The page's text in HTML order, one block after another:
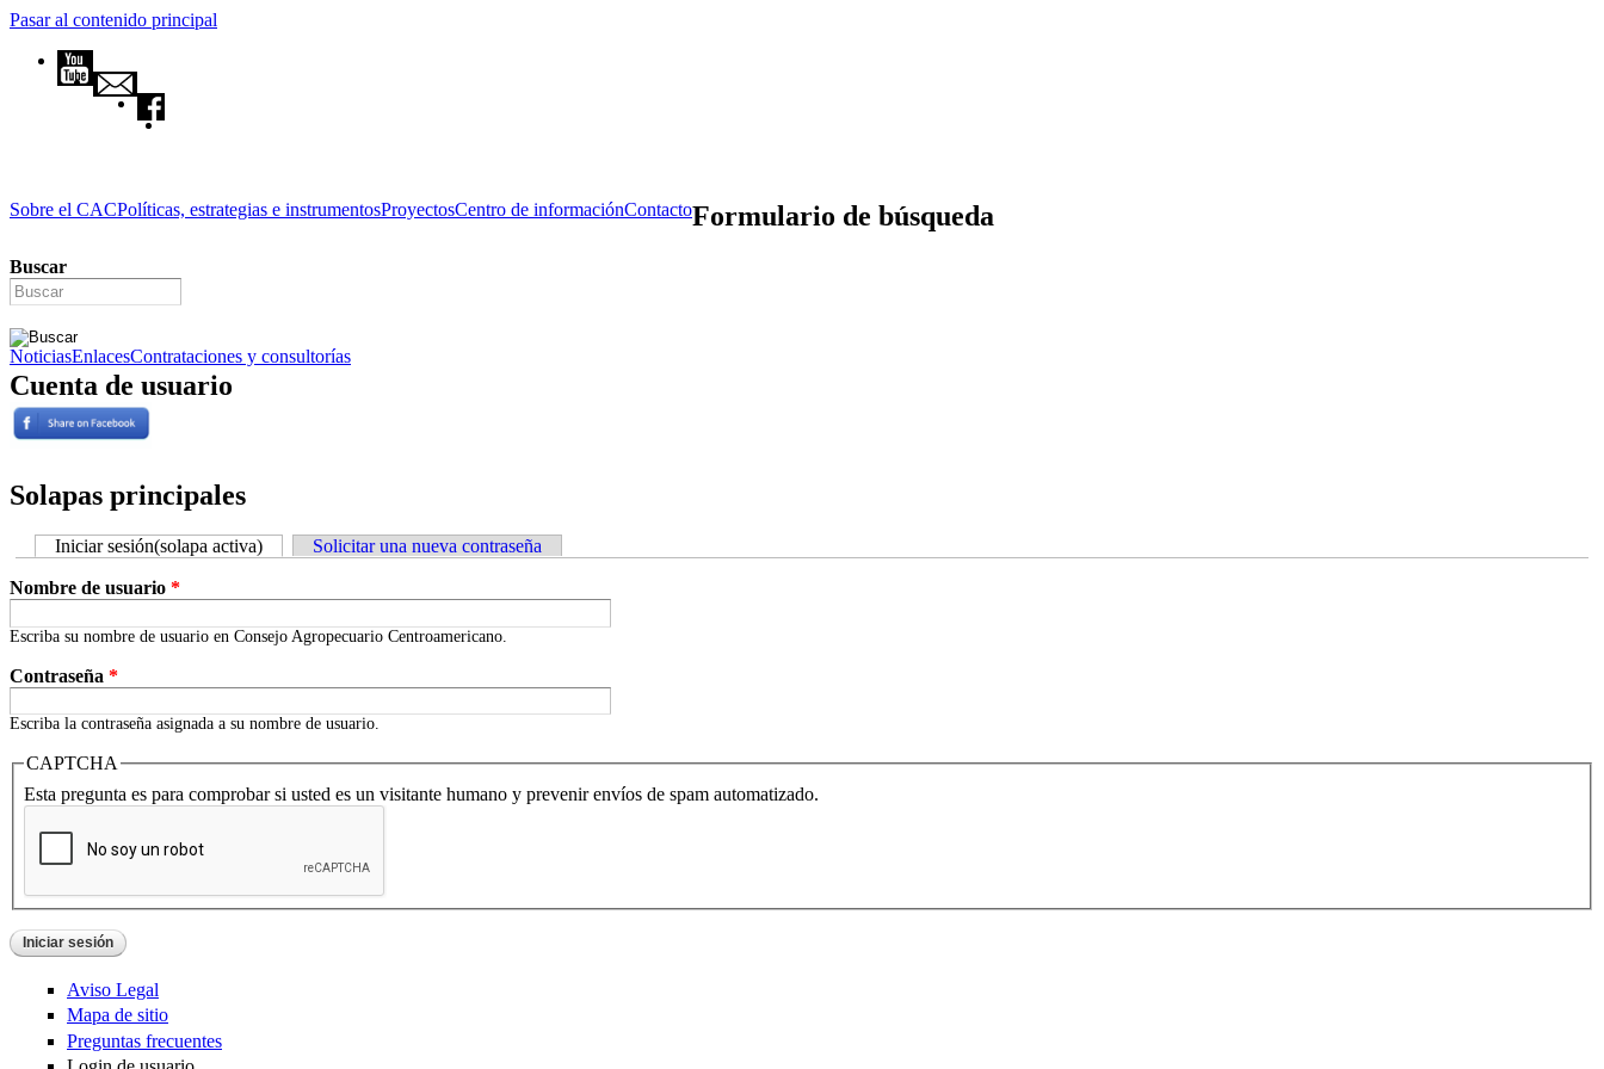
Pasar al contenido principal
Sobre el CACPolíticas, estrategias e instrumentosProyectosCentro de informaciónContactoFormulario de búsqueda
Buscar
NoticiasEnlacesContrataciones y consultorías
Cuenta de usuario
Solapas principales
Iniciar sesión(solapa activa) Solicitar una nueva contraseña
Nombre de usuario *
Escriba su nombre de usuario en Consejo Agropecuario Centroamericano.
Contraseña *
Escriba la contraseña asignada a su nombre de usuario.
CAPTCHA
Esta pregunta es para comprobar si usted es un visitante humano y prevenir envíos de spam automatizado.
Aviso Legal
Mapa de sitio
Preguntas frecuentes